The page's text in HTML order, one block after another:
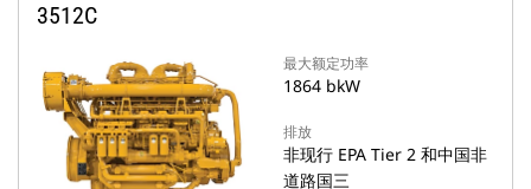
3512C
最大额定功率
1864 bkW
排放
非现行 EPA Tier 2 和中国非
道路国三